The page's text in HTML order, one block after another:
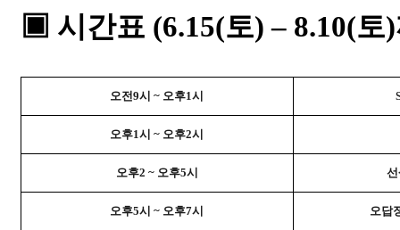
▣ 시간표 (6.15(토)– 8.10(토)
오전9시 ~ 오후1시
오후1시 ~ 오후2시
오후2 ~ 오후5시
오후5시 ~ 오후7시 오답